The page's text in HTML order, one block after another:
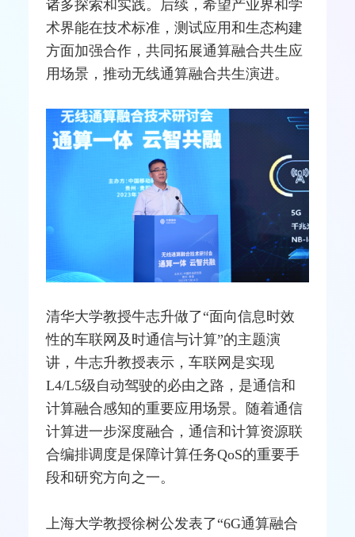
诸多探索和实践。后续，希望产业界和学
术界能在技术标准，测试应用和生态构建
方面加强合作，共同拓展通算融合共生应
用场景，推动无线通算融合共生演进。
清华大学教授牛志升做了“面向信息时效
性的车联网 及时通信与计算”的主题演
讲，牛志升教授表示，车联网是实现
L4/L5级自动驾驶的必由之路，是通信和
计算融合感知的重要应用场景。随着通信
计算进一步深度融合，通信和计算资源联
合编排调度是保障计算任务QoS的重要手
段和研究方向之一。
上海大学教授徐树公发表了“6G通算融合